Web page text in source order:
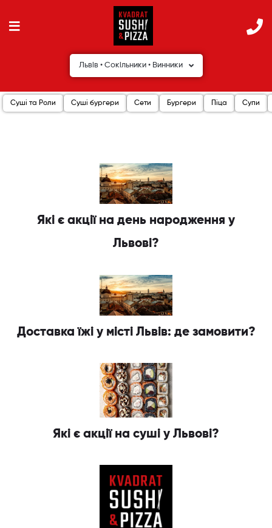
Львів • Сокільники • Винники
Суші та Роли Суші бургери Сети Бургери Піца Супи
Які є акції на день народження у
Львові?
Доставка їжі у місті Львів: де замовити?
Які є акції на суші у Львові?